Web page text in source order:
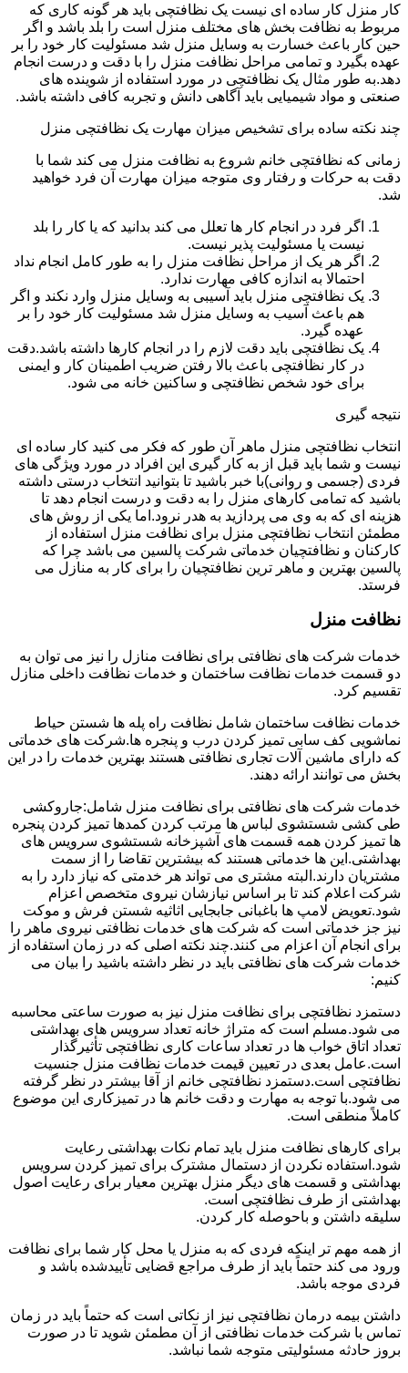
کار منزل کار ساده ای نیست یک نظافتچی باید هر گونه کاری که
مربوط به نظافت بخش های مختلف منزل است را بلد باشد و اگر
حین کار باعث خسارت به وسایل منزل شد مسئولیت کار خود را بر
عهده بگیرد و تمامی مراحل نظافت منزل را با دقت و درست انجام
دهد.به طور مثال یک نظافتچی در مورد استفاده از شوینده های
صنعتی و مواد شیمیایی باید آگاهی دانش و تجربه کافی داشته باشد.
چند نکته ساده برای تشخیص میزان مهارت یک نظافتچی منزل
زمانی که نظافتچی خانم شروع به نظافت منزل می کند شما با
دقت به حرکات و رفتار وی متوجه میزان مهارت آن فرد خواهید
شد.
اگر فرد در انجام کار ها تعلل می کند بدانید که یا کار را بلد
نیست یا مسئولیت پذیر نیست.
اگر هر یک از مراحل نظافت منزل را به طور کامل انجام نداد
احتمالا به اندازه کافی مهارت ندارد.
یک نظافتچی منزل باید آسیبی به وسایل منزل وارد نکند و اگر
هم باعث آسیب به وسایل منزل شد مسئولیت کار خود را بر
عهده گیرد.
یک نظافتچی باید دقت لازم را در انجام کارها داشته باشد.دقت
در کار نظافتچی باعث بالا رفتن ضریب اطمینان کار و ایمنی
برای خود شخص نظافتچی و ساکنین خانه می شود.
نتیجه گیری
انتخاب نظافتچی منزل ماهر آن طور که فکر می کنید کار ساده ای
نیست و شما باید قبل از به کار گیری این افراد در مورد ویژگی های
فردی (جسمی و روانی)با خبر باشید تا بتوانید انتخاب درستی داشته
باشید که تمامی کارهای منزل را به دقت و درست انجام دهد تا
هزینه ای که به وی می پردازید به هدر نرود.اما یکی از روش های
مطمئن انتخاب نظافتچی منزل برای نظافت منزل استفاده از
کارکنان و نظافتچیان خدماتی شرکت پالسین می باشد چرا که
پالسین بهترین و ماهر ترین نظافتچیان را برای کار به منازل می
فرستد.
نظافت منزل
خدمات شرکت های نظافتی برای نظافت منازل را نیز می توان به
دو قسمت خدمات نظافت ساختمان و خدمات نظافت داخلی منازل
تقسیم کرد.
خدمات نظافت ساختمان شامل نظافت راه پله ها شستن حیاط
نماشویی کف سابی تمیز کردن درب و پنجره ها.شرکت های خدماتی
که دارای ماشین آلات تجاری نظافتی هستند بهترین خدمات را در این
بخش می توانند ارائه دهند.
خدمات شرکت های نظافتی برای نظافت منزل شامل:جاروکشی
طی کشی شستشوی لباس ها مرتب کردن کمدها تمیز کردن پنجره
ها تمیز کردن همه قسمت های آشپزخانه شستشوی سرویس های
بهداشتی.این ها خدماتی هستند که بیشترین تقاضا را از سمت
مشتریان دارند.البته مشتری می تواند هر خدمتی که نیاز دارد را به
شرکت اعلام کند تا بر اساس نیازشان نیروی متخصص اعزام
شود.تعویض لامپ ها باغبانی جابجایی اثاثیه شستن فرش و موکت
نیز جز خدماتی است که شرکت های خدمات نظافتی نیروی ماهر را
برای انجام آن اعزام می کنند.چند نکته اصلی که در زمان استفاده از
خدمات شرکت های نظافتی باید در نظر داشته باشید را بیان می
کنیم:
دستمزد نظافتچی برای نظافت منزل نیز به صورت ساعتی محاسبه
می شود.مسلم است که متراژ خانه تعداد سرویس های بهداشتی
تعداد اتاق خواب ها در تعداد ساعات کاری نظافتچی تأثیرگذار
است.عامل بعدی در تعیین قیمت خدمات نظافت منزل جنسیت
نظافتچی است.دستمزد نظافتچی خانم از آقا بیشتر در نظر گرفته
می شود.با توجه به مهارت و دقت خانم ها در تمیزکاری این موضوع
کاملاً منطقی است.
برای کارهای نظافت منزل باید تمام نکات بهداشتی رعایت
شود.استفاده نکردن از دستمال مشترک برای تمیز کردن سرویس
بهداشتی و قسمت های دیگر منزل بهترین معیار برای رعایت اصول
بهداشتی از طرف نظافتچی است.
سلیقه داشتن و باحوصله کار کردن.
از همه مهم تر اینکه فردی که به منزل یا محل کار شما برای نظافت
ورود می کند حتماً باید از طرف مراجع قضایی تأییدشده باشد و
فردی موجه باشد.
داشتن بیمه درمان نظافتچی نیز از نکاتی است که حتماً باید در زمان
تماس با شرکت خدمات نظافتی از آن مطمئن شوید تا در صورت
بروز حادثه مسئولیتی متوجه شما نباشد.